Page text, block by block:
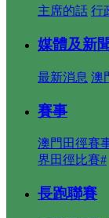
主席的話 行
媒體及新
最新消息 澳
賽事
澳門田徑賽
界田徑比賽#
長跑聯賽